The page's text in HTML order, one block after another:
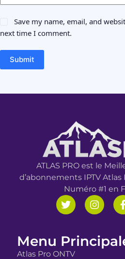
Save my name, email, and
next time I comment.
Submit
ATLAS PRO est le
d’abonnements IPTV
Numéro #1 en
Menu
Atlas Pro ONTV